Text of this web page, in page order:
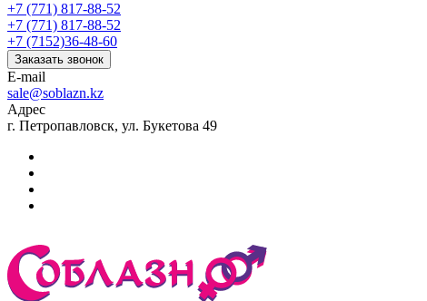
+7 (771) 817-88-52
+7 (771) 817-88-52
+7 (7152)36-48-60
Заказать звонок
E-mail
sale@soblazn.kz
Адрес
г. Петропавловск, ул. Букетова 49